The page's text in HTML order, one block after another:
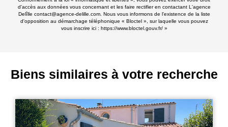
d'accès aux données vous concernant et les faire rectifier en contactant L'agence
Delîlle contact@agence-delille.com. Nous vous informons de l'existence de la liste
d'opposition au démarchage téléphonique « Bloctel », sur laquelle vous pouvez
vous inscrire ici : https://www.bloctel.gouv.fr/»
Biens similaires à votre recherche